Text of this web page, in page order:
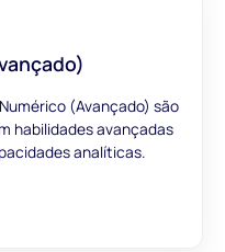
(Avançado) são
habilidades avançadas
analíticas.